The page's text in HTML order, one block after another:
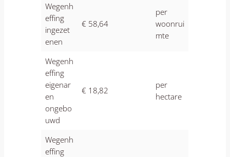
Wegenh
effing
ingezet
enen
€ 58,64
per
woonrui
mte
Wegenh
effing
eigenar
en
ongebo
uwd
€ 18,82
per
hectare
Wegenh
effing